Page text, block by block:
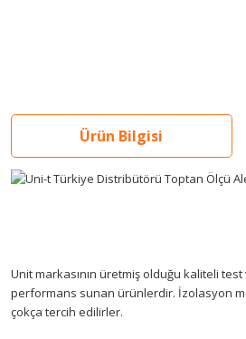
Ürün Bilgisi
Unit markasının üretmiş olduğu kaliteli
performans sunan ürünlerdir. İzolasyon
çokça tercih edilirler.